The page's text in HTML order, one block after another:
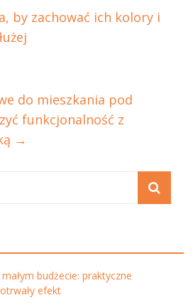
by zachować ich kolory i
do mieszkania pod
funkcjonalność z
→
budżecie: praktyczne
efekt